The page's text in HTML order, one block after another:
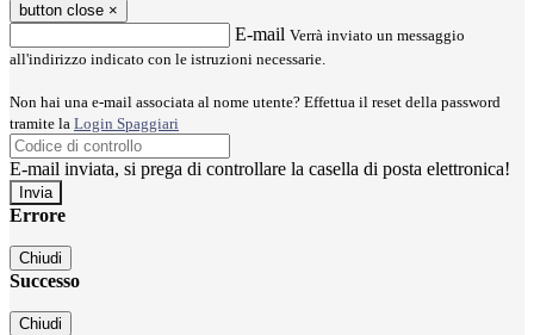
button close ×
E-mail Verrà inviato un messaggio
all'indirizzo indicato con le istruzioni necessarie.
Non hai una e-mail associata al nome utente? Effettua il reset della password
tramite la Login Spaggiari
E-mail inviata, si prega di controllare la casella di posta elettronica!
Errore
Chiudi
Successo
Chiudi